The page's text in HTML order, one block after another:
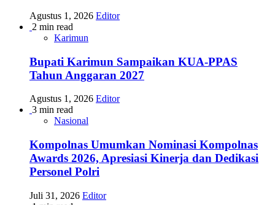
Agustus 1, 2026 Editor
2 min read
Karimun
Bupati Karimun Sampaikan KUA-PPAS
Tahun Anggaran 2027
Agustus 1, 2026 Editor
3 min read
Nasional
Kompolnas Umumkan Nominasi Kompolnas
Awards 2026, Apresiasi Kinerja dan Dedikasi
Personel Polri
Juli 31, 2026 Editor